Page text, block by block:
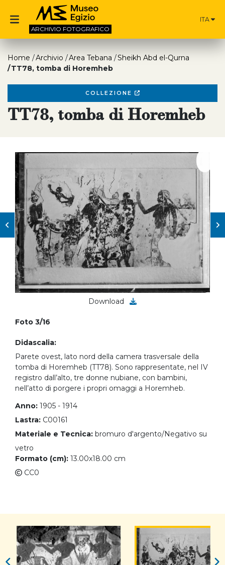
ARCHIVIO FOTOGRAFICO
ITA
Home Archivio Area Tebana
Sheikh Abd el-Qurna
TT78, tomba di Horemheb
COLLEZIONE
TT78, tomba di Horemheb
Download
Foto 3/16
Didascalia:
Parete ovest, lato nord della camera trasversale della
tomba di Horemheb (TT78). Sono rappresentate, nel IV
registro dall’alto, tre donne nubiane, con bambini,
nell’atto di porgere i propri omaggi a Horemheb.
Anno: 1905 - 1914
Lastra: C00161
Materiale e Tecnica: bromuro d'argento/Negativo su
vetro
Formato (cm): 13.00x18.00 cm
CC0